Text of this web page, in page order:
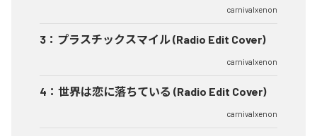
carnivalxenon
3 ： プラスチックスマイル (Radio Edit Cover)
carnivalxenon
4 ： 世界は恋に落ちている (Radio Edit Cover)
carnivalxenon